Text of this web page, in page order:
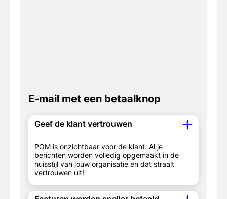
E-mail met een betaalknop
Geef de klant vertrouwen
POM is onzichtbaar voor de klant. Al je
berichten worden volledig opgemaakt in de
huisstijl van jouw organisatie en dat straalt
vertrouwen uit!